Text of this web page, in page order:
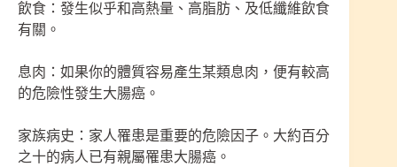
飲食：發生似乎和高熱量、高脂肪、及低纖維飲食
有關。
息肉：如果你的體質容易產生某類息肉，便有較高
的危險性發生大腸癌。
家族病史：家人罹患是重要的危險因子。大約百分
之十的病人已有親屬罹患大腸癌。